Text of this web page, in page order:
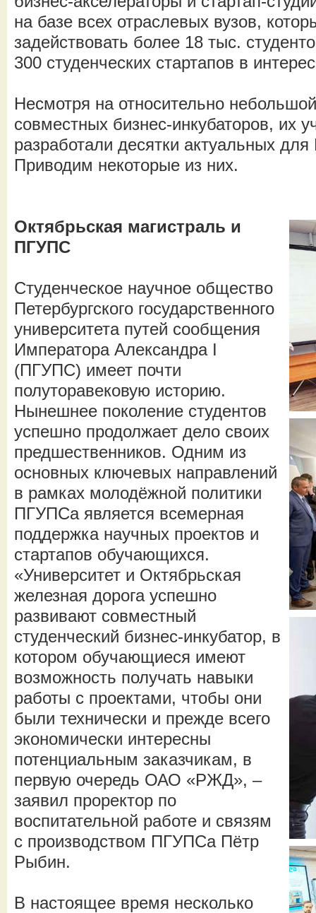
на базе всех отраслевых вузов,
задействовать более 18 тыс.
300 студенческих стартапов в
Несмотря на относительно
совместных бизнес-инкубаторов, их
разработали десятки актуальных
Приводим некоторые из них.
Октябрьская магистраль и
ПГУПС
Студенческое научное общество
Петербургского государственного
университета путей сообщения
Императора Александра I
(ПГУПС) имеет почти
полуторавековую историю.
Нынешнее поколение студентов
успешно продолжает дело своих
предшественников. Одним из
основных ключевых направлений
в рамках молодёжной политики
ПГУПСа является всемерная
поддержка научных проектов и
стартапов обучающихся.
«Университет и Октябрьская
железная дорога успешно
развивают совместный
студенческий бизнес-инкубатор, в
котором обучающиеся имеют
возможность получать навыки
работы с проектами, чтобы они
были технически и прежде всего
экономически интересны
потенциальным заказчикам, в
первую очередь ОАО «РЖД», –
заявил проректор по
воспитательной работе и связям
с производством ПГУПСа Пётр
Рыбин.
В настоящее время несколько